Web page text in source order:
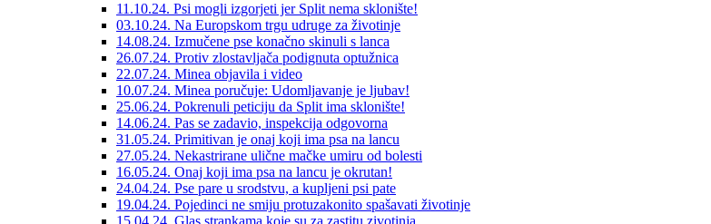
11.10.24. Psi mogli izgorjeti jer Split nema sklonište!
03.10.24. Na Europskom trgu udruge za životinje
14.08.24. Izmučene pse konačno skinuli s lanca
26.07.24. Protiv zlostavljača podignuta optužnica
22.07.24. Minea objavila i video
10.07.24. Minea poručuje: Udomljavanje je ljubav!
25.06.24. Pokrenuli peticiju da Split ima sklonište!
14.06.24. Pas se zadavio, inspekcija odgovorna
31.05.24. Primitivan je onaj koji ima psa na lancu
27.05.24. Nekastrirane ulične mačke umiru od bolesti
16.05.24. Onaj koji ima psa na lancu je okrutan!
24.04.24. Pse pare u srodstvu, a kupljeni psi pate
19.04.24. Pojedinci ne smiju protuzakonito spašavati životinje
15.04.24. Glas strankama koje su za zastitu zivotinja